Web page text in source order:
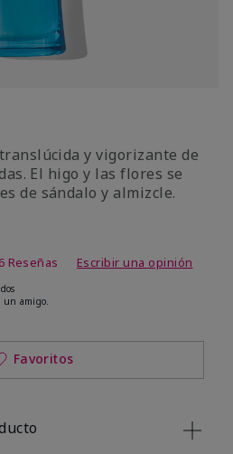
y vigorizante de
El higo y las flores se
de sándalo y almizcle.
de 4,5 de 5
Reseñas Escribir una opinión
un amigo.
Favoritos